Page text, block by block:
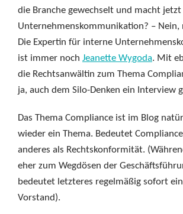
die Branche gewechselt und macht jetzt
Unternehmenskommunikation? –
Die Expertin für interne
ist immer noch Jeanette Wygoda. Mit
die Rechtsanwältin zum Thema
ja, auch dem Silo-Denken ein Interview
Das Thema Compliance ist im Blog
wieder ein Thema. Bedeutet
anderes als Rechtskonformität.
eher zum Wegdösen der
bedeutet letzteres regelmäßig sofort
Vorstand).